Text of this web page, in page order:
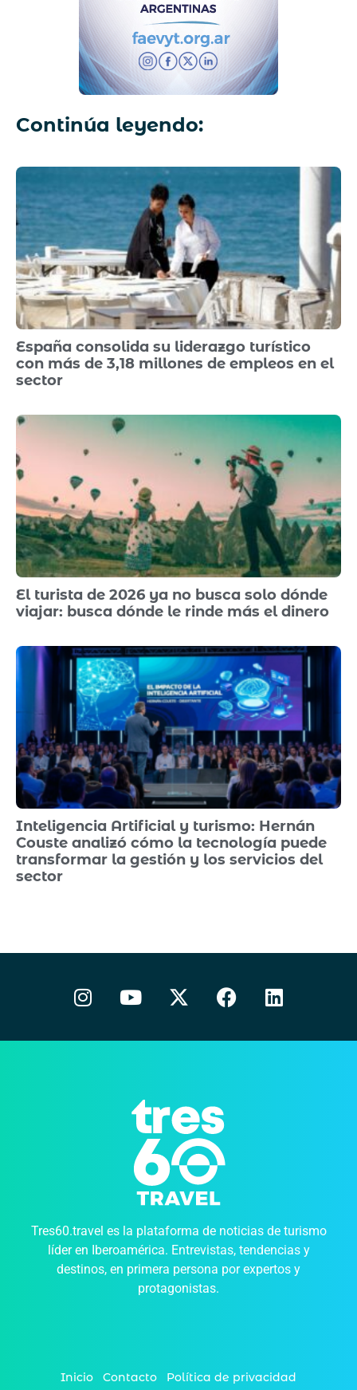
Continúa leyendo:
España consolida su liderazgo turístico
con más de 3,18 millones de empleos en el
sector
El turista de 2026 ya no busca solo dónde
viajar: busca dónde le rinde más el dinero
Inteligencia Artificial y turismo: Hernán
Couste analizó cómo la tecnología puede
transformar la gestión y los servicios del
sector
Tres60.travel es la plataforma de noticias de turismo
líder en Iberoamérica. Entrevistas, tendencias y
destinos, en primera persona por expertos y
protagonistas.
Inicio Contacto Política de privacidad